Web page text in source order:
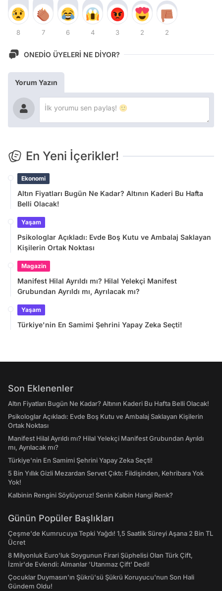
8 7 6 4 3 2 2
ONEDİO ÜYELERİ NE DİYOR?
Yorum Yazın
En Yeni İçerikler!
Ekonomi
Altın Fiyatları Bugün Ne Kadar? Altının Kaderi Bu Hafta
Belli Olacak!
Yaşam
Psikologlar Açıkladı: Evde Boş Kutu ve Ambalaj Saklayan
Kişilerin Ortak Noktası
Magazin
Manifest Hilal Ayrıldı mı? Hilal Yelekçi Manifest
Grubundan Ayrıldı mı, Ayrılacak mı?
Yaşam
Türkiye'nin En Samimi Şehrini Yapay Zeka Seçti!
Son Eklenenler
Altın Fiyatları Bugün Ne Kadar? Altının Kaderi Bu Hafta Belli Olacak!
Psikologlar Açıkladı: Evde Boş Kutu ve Ambalaj Saklayan Kişilerin
Ortak Noktası
Manifest Hilal Ayrıldı mı? Hilal Yelekçi Manifest Grubundan Ayrıldı
mı, Ayrılacak mı?
Türkiye'nin En Samimi Şehrini Yapay Zeka Seçti!
5 Bin Yıllık Gizli Mezardan Servet Çıktı: Fildişinden, Kehribara Yok
Yok!
Kalbinin Rengini Söylüyoruz! Senin Kalbin Hangi Renk?
Günün Popüler Başlıkları
Çeşme'de Kumrucuya Tepki Yağdı! 1,5 Saatlik Süreyi Aşana 2 Bin TL
Ücret
8 Milyonluk Euro'luk Soygunun Firari Şüphelisi Olan Türk Çift,
İzmir'de Evlendi: Almanlar 'Utanmaz Çift' Dedi!
Çocuklar Duymasın'ın Şükrü'sü Şükrü Koruyucu'nun Son Hali
Gündem Oldu!